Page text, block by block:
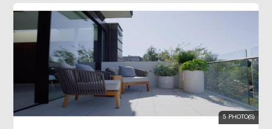
5 PHOTO(S)